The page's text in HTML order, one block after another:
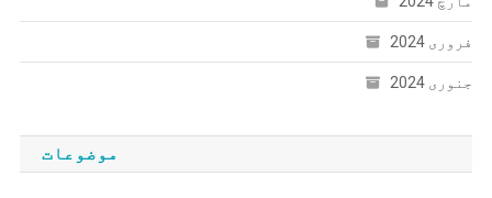
فروری 2024
جنوری 2024
موضوعات